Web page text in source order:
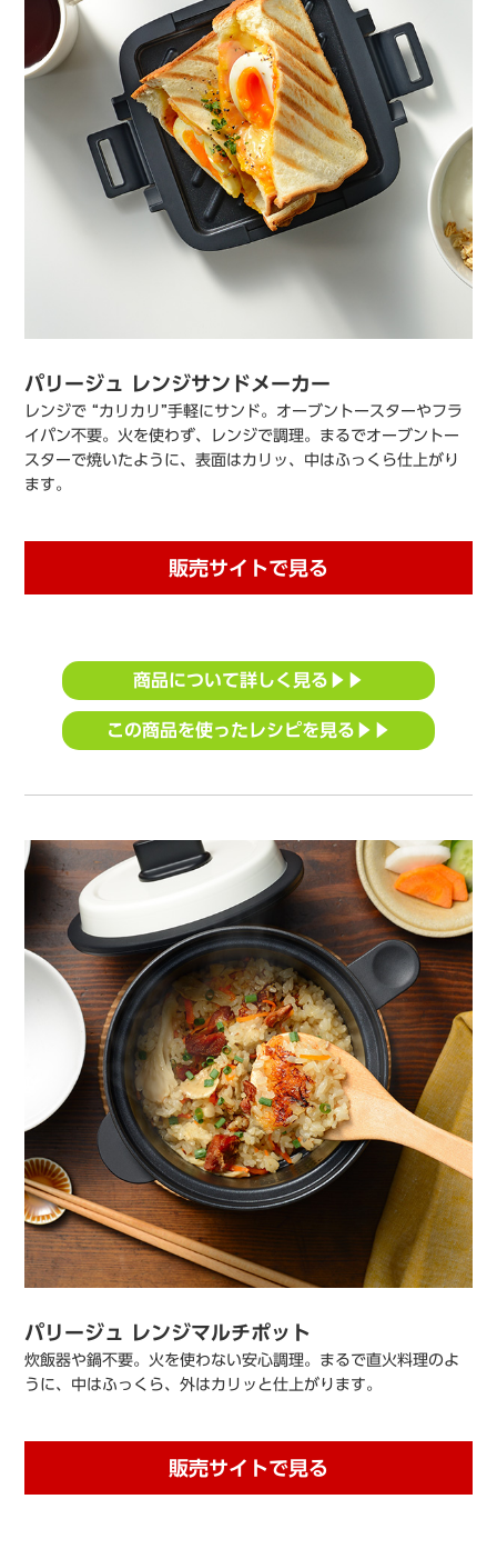
パリージュ レンジサンドメーカー
レンジで “カリカリ”手軽にサンド。オーブントースターやフラ
イパン不要。火を使わず、レンジで調理。まるでオーブントー
スターで焼いたように、表面はカリッ、中はふっくら仕上がり
ます。
販売サイトで見る
商品について詳しく見る▶▶
この商品を使ったレシピを見る▶▶
パリージュ レンジマルチポット
炊飯器や鍋不要。火を使わない安心調理。まるで直火料理のよ
うに、中はふっくら、外はカリッと仕上がります。
販売サイトで見る